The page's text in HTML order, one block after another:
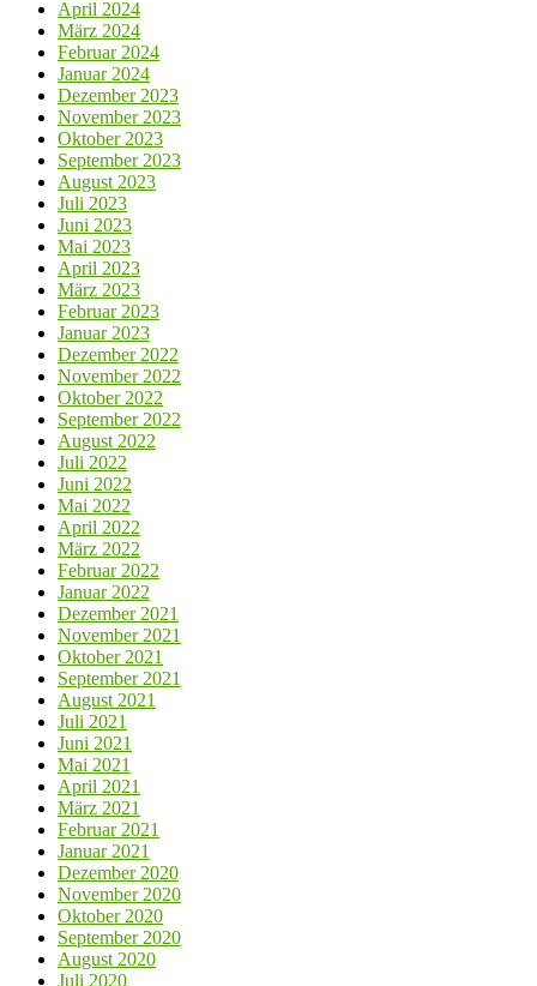
April 2024
März 2024
Februar 2024
Januar 2024
Dezember 2023
November 2023
Oktober 2023
September 2023
August 2023
Juli 2023
Juni 2023
Mai 2023
April 2023
März 2023
Februar 2023
Januar 2023
Dezember 2022
November 2022
Oktober 2022
September 2022
August 2022
Juli 2022
Juni 2022
Mai 2022
April 2022
März 2022
Februar 2022
Januar 2022
Dezember 2021
November 2021
Oktober 2021
September 2021
August 2021
Juli 2021
Juni 2021
Mai 2021
April 2021
März 2021
Februar 2021
Januar 2021
Dezember 2020
November 2020
Oktober 2020
September 2020
August 2020
Juli 2020